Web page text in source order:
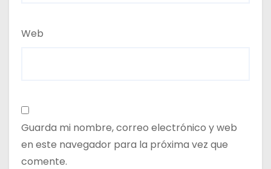
Web
Guarda mi nombre, correo electrónico y web
en este navegador para la próxima vez que
comente.